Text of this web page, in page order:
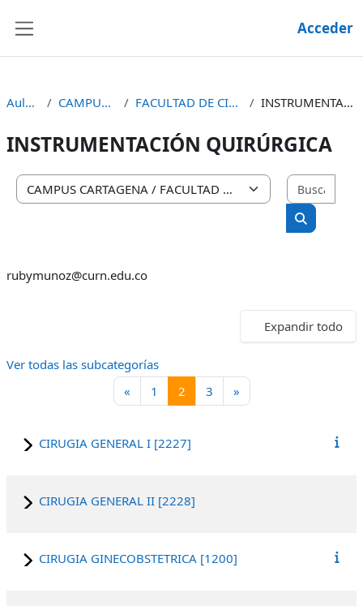
Acceder
Aula Virtual CAMPUS CARTAGENA FACULTAD DE CIENCIAS DE LA SALUD INSTRUMENTACIÓN QUIRÚRGICA
INSTRUMENTACIÓN QUIRÚRGICA
Categorías
Buscar
rubymunoz@curn.edu.co
Expandir todo
Ver todas las subcategorías
«Página anterior
1 Página 1
2Página 2
3Página 3
»Siguiente página
CIRUGIA GENERAL I [2227]
CIRUGIA GENERAL II [2228]
CIRUGIA GINECOBSTETRICA [1200]